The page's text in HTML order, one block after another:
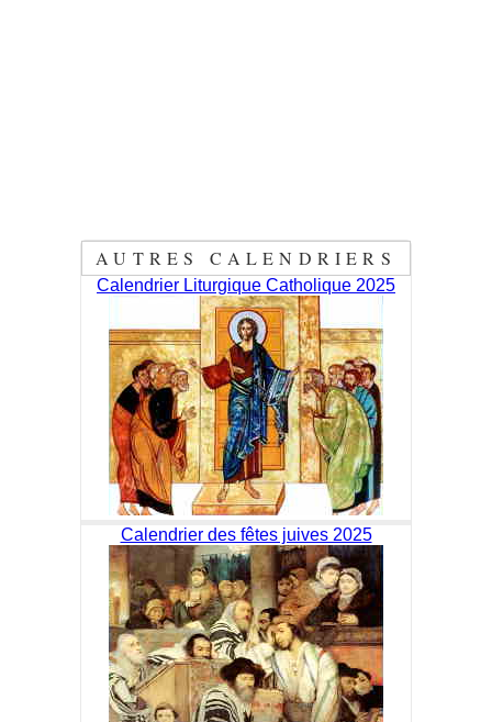
AUTRES CALENDRIERS
Calendrier Liturgique Catholique 2025
Calendrier des fêtes juives 2025